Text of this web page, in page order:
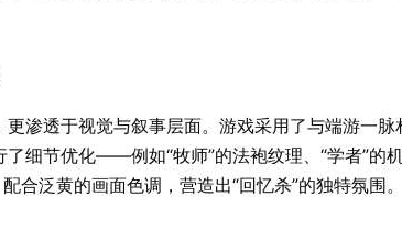
更渗透于视觉与叙事层面。游戏采用了与端游一
细节优化——例如“牧师”的法袍纹理、“学者”的
合泛黄的画面色调，营造出“回忆杀”的独特氛围。